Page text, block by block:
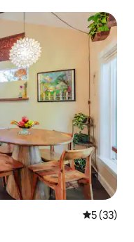
5 (33)